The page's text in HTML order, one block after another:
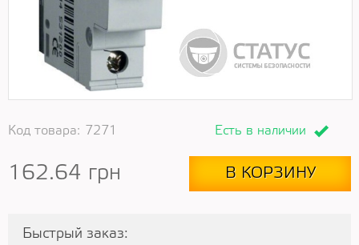
Код товара: 7271 Есть в наличии
162.64 грн В КОРЗИНУ
Быстрый заказ: